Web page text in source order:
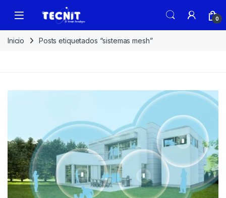
0
Inicio Posts etiquetados “sistemas mesh”